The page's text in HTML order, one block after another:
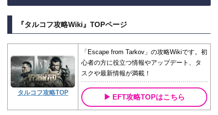
『タルコフ攻略Wiki』TOPページ
タルコフ攻略TOP
「Escape from Tarkov」の攻略Wikiです。初
心者の方に役立つ情報やアップデート、タ
スクや最新情報が満載！
EFT攻略TOPはこちら